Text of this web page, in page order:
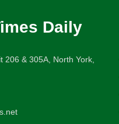
Daily
206 & 305A, North York,